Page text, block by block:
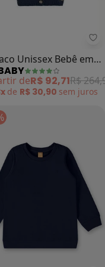
Blusão Infantil de
Unissex Bebê em
(Azul)
deR$ 92,71R$
de R$ 30,90 sem juros